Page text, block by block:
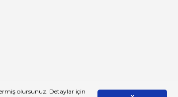
olursunuz. Detaylar için